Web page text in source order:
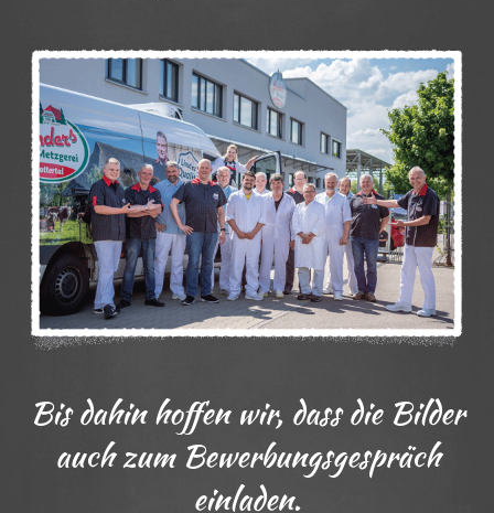
Bis dahin hoffen wir, dass die Bilder
auch zum Bewerbungsgespräch
einladen.